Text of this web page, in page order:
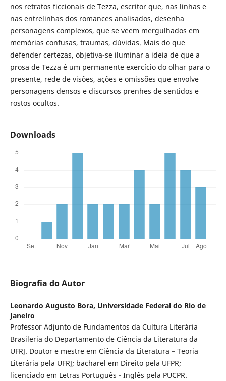
nos retratos ficcionais de Tezza, escritor que, nas linhas e
nas entrelinhas dos romances analisados, desenha
personagens complexos, que se veem mergulhados em
memórias confusas, traumas, dúvidas. Mais do que
defender certezas, objetiva-se iluminar a ideia de que a
prosa de Tezza é um permanente exercício do olhar para o
presente, rede de visões, ações e omissões que envolve
personagens densos e discursos prenhes de sentidos e
rostos ocultos.
Downloads
Biografia do Autor
Leonardo Augusto Bora, Universidade Federal do Rio de
Janeiro
Professor Adjunto de Fundamentos da Cultura Literária
Brasileria do Departamento de Ciência da Literatura da
UFRJ. Doutor e mestre em Ciência da Literatura – Teoria
Literária pela UFRJ; bacharel em Direito pela UFPR;
licenciado em Letras Português - Inglês pela PUCPR.